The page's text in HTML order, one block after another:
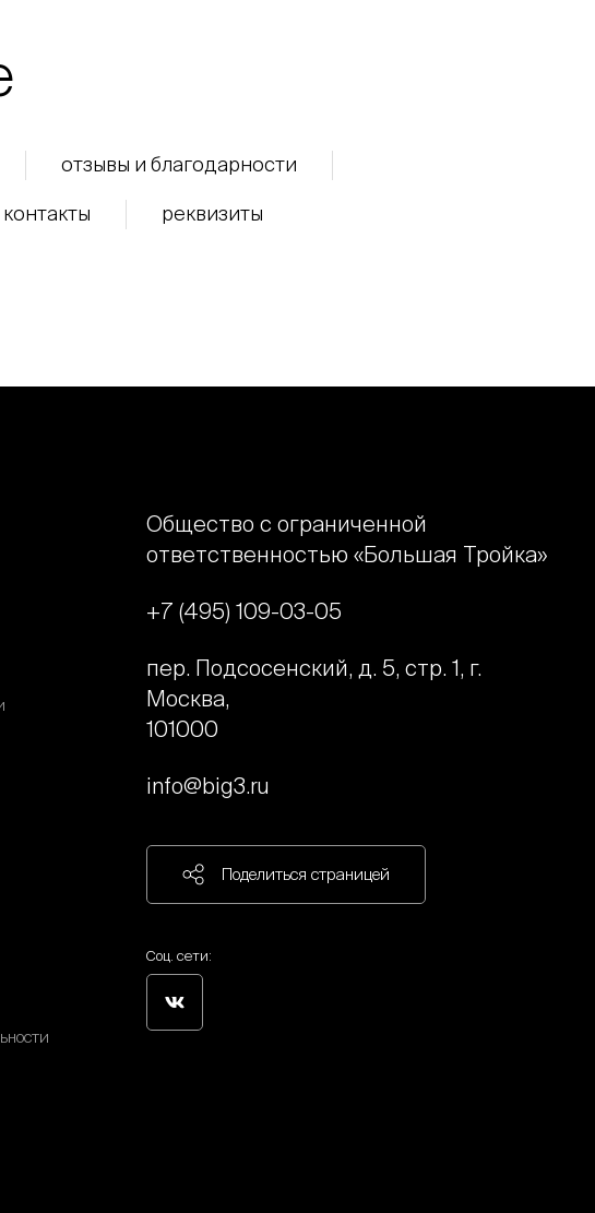
отзывы и благодарности
контакты реквизиты
Общество с ограниченной
ответственностью «Большая Тройка»
+7 (495) 109-03-05
пер. Подсосенский, д. 5, стр. 1, г.
Москва,
101000
info@big3.ru
Поделиться страницей
Соц. сети: